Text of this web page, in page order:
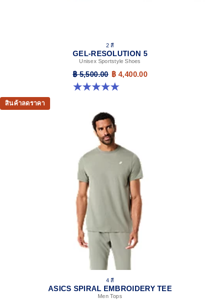
2 สี
GEL-RESOLUTION 5
Unisex Sportstyle Shoes
฿ 5,500.00 ฿ 4,400.00
5.0 จาก 5 ดาว 7 รีวิว
สินค้าลดราคา
4 สี
ASICS SPIRAL EMBROIDERY TEE
Men Tops